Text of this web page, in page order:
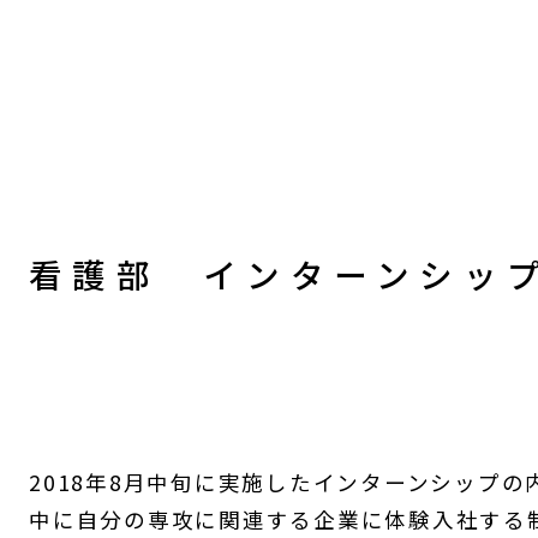
看護部 インターンシッ
2018年8月中旬に実施したインターンシップ
中に自分の専攻に関連する企業に体験入社す